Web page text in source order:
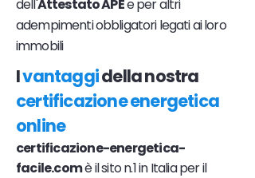
dell'Attestato APEe per altri
adempimenti obbligatori legati ai loro
immobili
Ivantaggidella nostra
certificazione energetica
online
certificazione-energetica-
facile.comè il sito n.1 in Italia per il